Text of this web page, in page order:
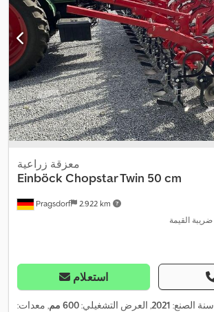
Pragsdorf 2.922 km
معزقة زراعية
EinböckChopstar Twin 50 cm
القيمة
استعلام
الصنع: 2021, العرض التشغيلي:600 مم
, معدات: